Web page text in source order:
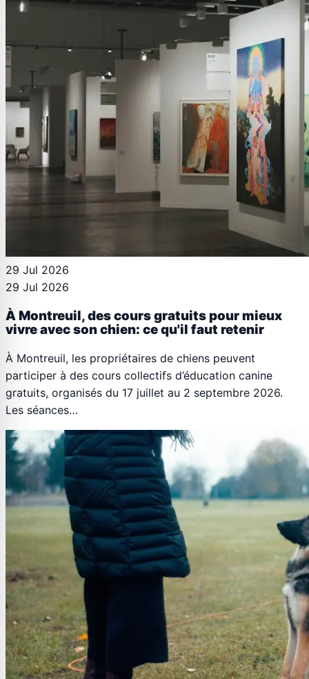
29 Jul 2026
29 Jul 2026
À Montreuil, des cours gratuits pour mieux
vivre avec son chien: ce qu'il faut retenir
À Montreuil, les propriétaires de chiens peuvent
participer à des cours collectifs d’éducation canine
gratuits, organisés du 17 juillet au 2 septembre 2026.
Les séances…